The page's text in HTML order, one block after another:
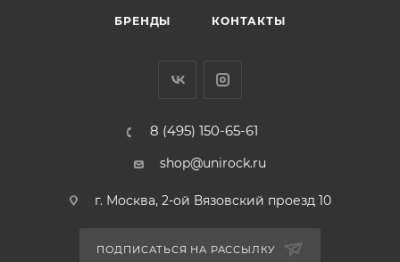
БРЕНДЫ КОНТАКТЫ
8 (495) 150-65-61
shop@unirock.ru
г. Москва, 2-ой Вязовский проезд 10
ПОДПИСАТЬСЯ НА РАССЫЛКУ